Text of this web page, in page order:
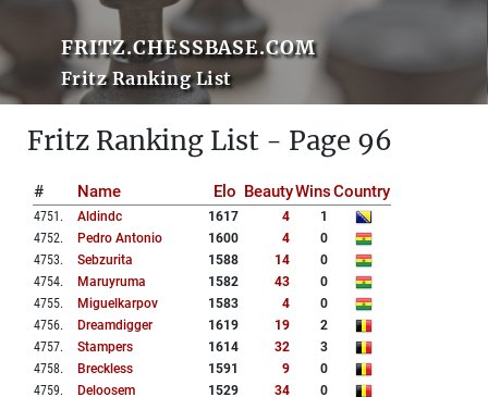
FRITZ.CHESSBASE.COM
Fritz Ranking List
Fritz Ranking List - Page 96
# Name Elo BeautyWinsCountry
4751 . Aldindc 1617 4
1
4752. Pedro Antonio 1600 4
0
4753. Sebzurita 1588 14
0
4754. Maruyruma 1582 43
0
4755. Miguelkarpov 1583 4
0
4756. Dreamdigger 1619 19
2
4757. Stampers 1614 32
3
4758. Breckless 1591 9
0
4759. Deloosem 1529 34
0